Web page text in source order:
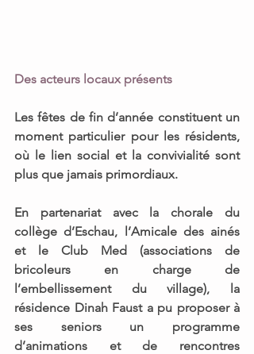
Des acteurs locaux présents
Les fêtes de fin d’année constituent un
moment particulier pour les résidents,
où le lien social et la convivialité sont
plus que jamais primordiaux.
En partenariat avec la chorale du
collège d’Eschau, l’Amicale des ainés
et le Club Med (associations de
bricoleurs en charge de
l’embellissement du village), la
résidence Dinah Faust a pu proposer à
ses seniors un programme
d’animations et de rencontres